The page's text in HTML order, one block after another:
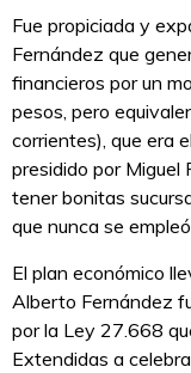
Fue propiciada y
Fernández que
financieros por un
pesos, pero
corrientes), que era
presidido por Miguel
tener bonitas
que nunca se
El plan económico
Alberto Fernández
por la Ley 27.668
Extendidas a